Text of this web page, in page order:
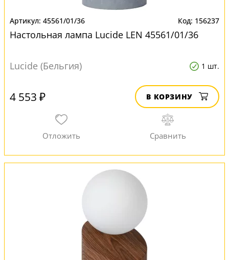
45561/01/36 156237
Настольная лампа Lucide LEN 45561/01/36
Lucide (Бельгия) 1 шт.
4 553 ₽ В КОРЗИНУ